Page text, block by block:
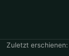
Zuletzt erschienen: